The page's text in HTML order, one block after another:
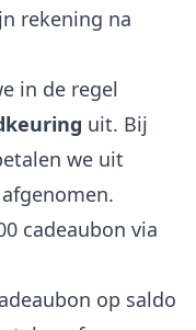
rekening na
in de regel
uit. Bij
we uit
cadeaubon via
op saldo